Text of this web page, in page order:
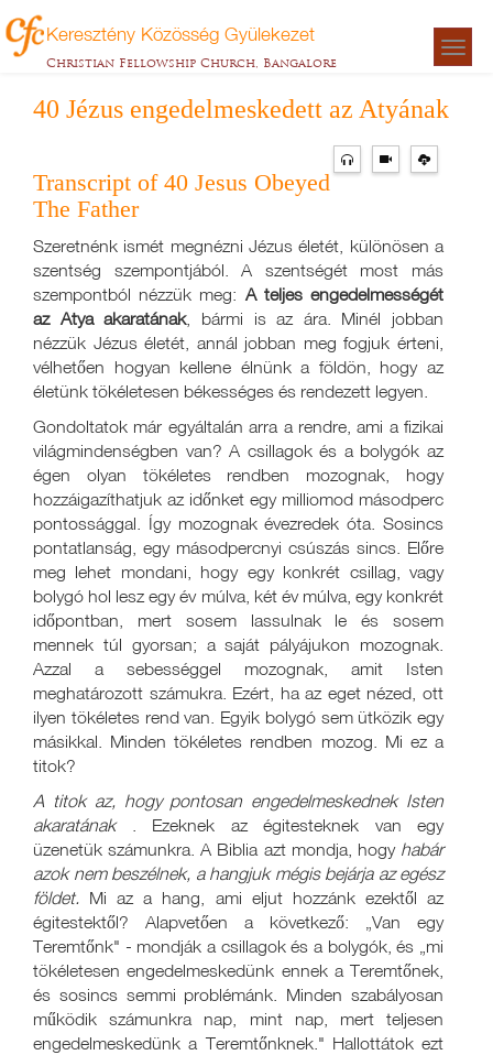
Keresztény Közösség Gyülekezet
Christian Fellowship Church, Bangalore
40 Jézus engedelmeskedett az Atyának
Transcript of 40 Jesus Obeyed
The Father
Szeretnénk ismét megnézni Jézus életét, különösen a
szentség szempontjából. A szentségét most más
szempontból nézzük meg: A teljes engedelmességét
az Atya akaratának, bármi is az ára. Minél jobban
nézzük Jézus életét, annál jobban meg fogjuk érteni,
vélhetően hogyan kellene élnünk a földön, hogy az
életünk tökéletesen békességes és rendezett legyen.
Gondoltatok már egyáltalán arra a rendre, ami a fizikai
világmindenségben van? A csillagok és a bolygók az
égen olyan tökéletes rendben mozognak, hogy
hozzáigazíthatjuk az időnket egy milliomod másodperc
pontossággal. Így mozognak évezredek óta. Sosincs
pontatlanság, egy másodpercnyi csúszás sincs. Előre
meg lehet mondani, hogy egy konkrét csillag, vagy
bolygó hol lesz egy év múlva, két év múlva, egy konkrét
időpontban, mert sosem lassulnak le és sosem
mennek túl gyorsan; a saját pályájukon mozognak.
Azzal a sebességgel mozognak, amit Isten
meghatározott számukra. Ezért, ha az eget nézed, ott
ilyen tökéletes rend van. Egyik bolygó sem ütközik egy
másikkal. Minden tökéletes rendben mozog. Mi ez a
titok?
A titok az, hogy pontosan engedelmeskednek Isten
akaratának. Ezeknek az égitesteknek van egy
üzenetük számunkra. A Biblia azt mondja, hogy habár
azok nem beszélnek, a hangjuk mégis bejárja az egész
földet. Mi az a hang, ami eljut hozzánk ezektől az
égitestektől? Alapvetően a következő: „Van egy
Teremtőnk" - mondják a csillagok és a bolygók, és „mi
tökéletesen engedelmeskedünk ennek a Teremtőnek,
és sosincs semmi problémánk. Minden szabályosan
működik számunkra nap, mint nap, mert teljesen
engedelmeskedünk a Teremtőnknek." Hallottátok ezt